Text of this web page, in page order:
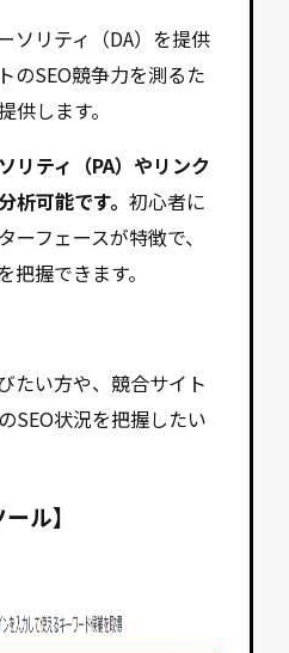
ソリティ（DA）を提供
のSEO競争力を測るた
供します。
リティ（PA）やリンク
析可能です。初心者に
ーフェースが特徴で、
把握できます。
たい方や、競合サイト
SEO状況を把握したい
ル】